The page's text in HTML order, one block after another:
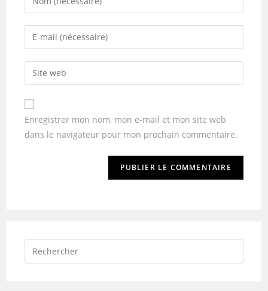
Enregistrer mon nom, mon e-mail et mon site web
dans le navigateur pour mon prochain commentaire.